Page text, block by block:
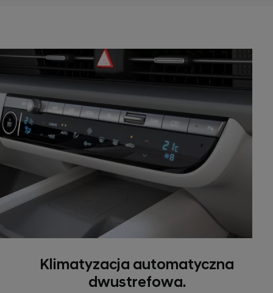
Klimatyzacja automatyczna
dwustrefowa.